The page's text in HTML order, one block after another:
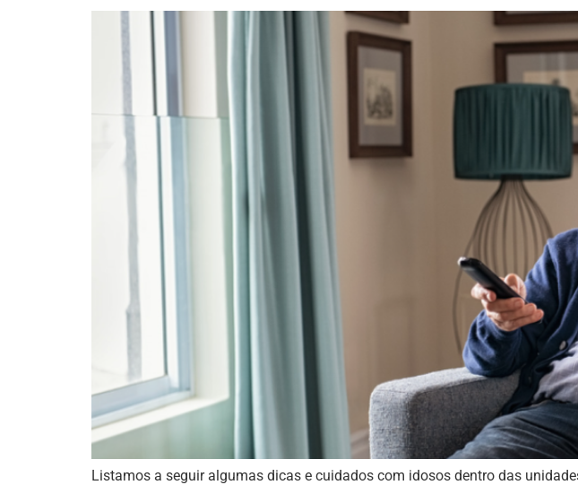
Listamos a seguir algumas dicas e cuidados com idosos dentro das